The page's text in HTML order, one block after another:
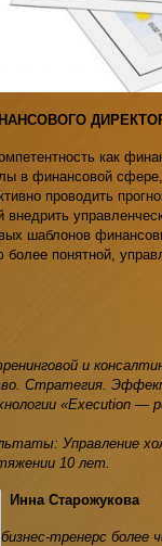
как
в финансовой
проводить
шаблонов
понятной,
и
Стратегия.
«Execution —
Управление
10 лет.
Инна Старожукова
бизнес-тренерс более